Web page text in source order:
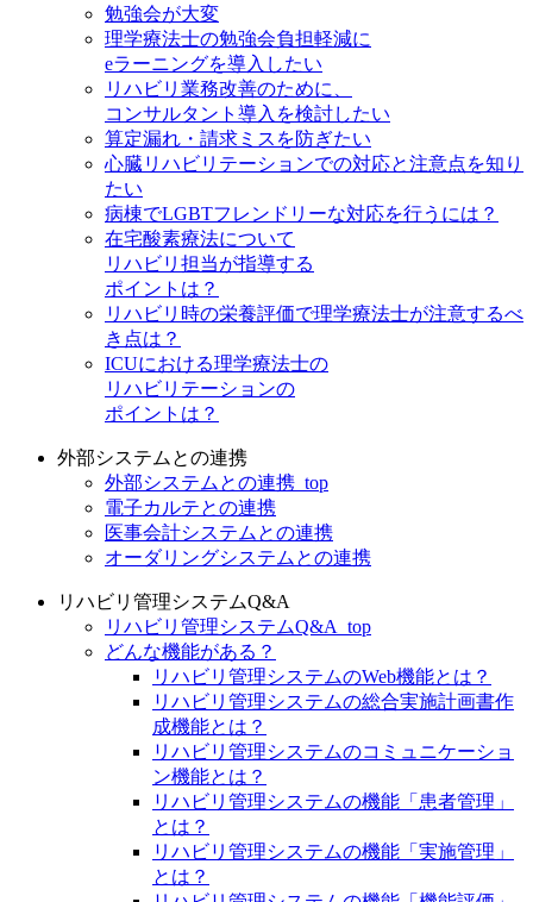
勉強会が大変
理学療法士の勉強会負担軽減に
eラーニングを導入したい
リハビリ業務改善のために、
コンサルタント導入を検討したい
算定漏れ・請求ミスを防ぎたい
心臓リハビリテーションでの対応と注意点を知り
たい
病棟でLGBTフレンドリーな対応を行うには？
在宅酸素療法について
リハビリ担当が指導する
ポイントは？
リハビリ時の栄養評価で理学療法士が注意するべ
き点は？
ICUにおける理学療法士の
リハビリテーションの
ポイントは？
外部システムとの連携
外部システムとの連携_top
電子カルテとの連携
医事会計システムとの連携
オーダリングシステムとの連携
リハビリ管理システムQ&A
リハビリ管理システムQ&A_top
どんな機能がある？
リハビリ管理システムのWeb機能とは？
リハビリ管理システムの総合実施計画書作
成機能とは？
リハビリ管理システムのコミュニケーショ
ン機能とは？
リハビリ管理システムの機能「患者管理」
とは？
リハビリ管理システムの機能「実施管理」
とは？